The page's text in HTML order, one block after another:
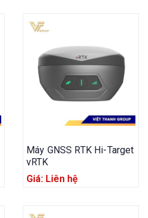
Máy GNSS RTK Hi-Target
vRTK
Giá: Liên hệ